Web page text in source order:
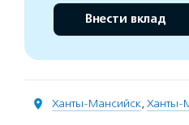
Внести вклад
Ханты-Мансийск, Ханты-